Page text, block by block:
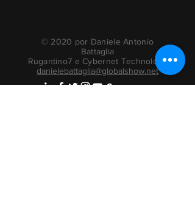
© 2020 por Daniele Antonio
Battaglia
Rugantino7 e Cybernet Technology
danielebattaglia@globalshow.net